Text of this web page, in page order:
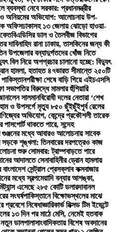
ব্যবস্থা নেবে সরকার: প্রধানমন্ত্রীর
অনিয়মের অভিযোগ: আলোচনায় উপ-
অফিসঢাকাসহ ১৩ জেলায় ঝোড়ো হাওয়া-
বিএডিসির ডাল ও তৈলবীজ বিভাগের
দাবিনাহিদ রানা ঢাকায়, তাসকিনের জন্য কী
উপজেলার বন্যাদুর্গতদের খোঁজ নিতে
বিল নিয়ে অপপ্রচার চালানো হচ্ছে: বিদ্যুৎ
হামলা, হতাহত ৪৭ভারত সীমান্তে ২৫০টি
পরীক্ষা শেষে বাড়ি গিয়ে এইচএসসি
সভাপতির বিরুদ্ধে মামলার হুঁশিয়ারি
সালমানবিরোধী দলের নেতারা ‘শেখ
হাম ও উপসর্গে মৃত্যু ৮৫০ ছুঁইছুঁইপূর্ব রেলের
অভিযোগ, কেন্দ্রে প্রকৌশলী তারেক
থাকতে পারে, সন্দেহ
মধ্যে আবারও আলোচনায় সাবেক
সড়কে শৃঙ্খলা: তিনবারের দরপত্রেও কাজ
শুরু সোমবার: ট্রাম্পবাড়তে পারে
আদালতে সেনাবাহিনীর ড্রোন হামলায়
সেন্ট্রাল প্রেসক্লাব কক্সবাজার
মধ্যে স্বল্পমেয়াদি বন্যার আশঙ্কা,
এসেছে ২৮৫ কোটি ডলারদাবানল
সংঘর্ষপাকিস্তানে বিক্ষোভস্থলের মাঝে
প্রবেশে নিষেধাজ্ঞারিকার্ভ মিক্সড টিম ইভেন্টে
১৩ দিন পর মাঠে মেসি, নেমেই হতবাক
ডালপালাসাংবাদিকতায় বিশেষ অবদানের